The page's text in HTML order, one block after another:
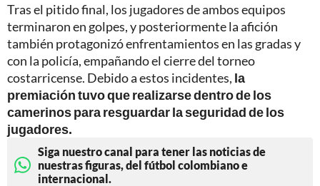
Tras el pitido final, los jugadores de ambos equipos
terminaron en golpes, y posteriormente la afición
también protagonizó enfrentamientos en las gradas y
con la policía, empañando el cierre del torneo
costarricense. Debido a estos incidentes, la
premiación tuvo que realizarse dentro de los
camerinos para resguardar la seguridad de los
jugadores.
Siga nuestro canal para tener las noticias de
nuestras figuras, del fútbol colombiano e
internacional.